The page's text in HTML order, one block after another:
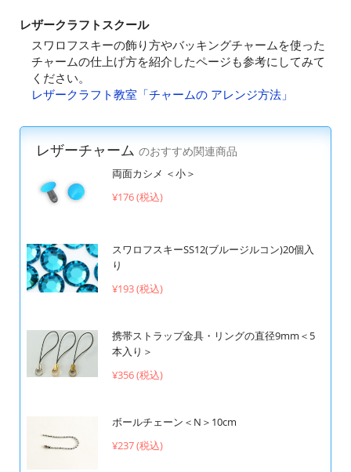
レザークラフトスクール
スワロフスキーの飾り方やバッキングチャームを使った
チャームの仕上げ方を紹介したページも参考にしてみて
ください。
レザークラフト教室「チャームの アレンジ方法」
レザーチャーム のおすすめ関連商品
両面カシメ ＜小＞
¥176 (税込)
スワロフスキーSS12(ブルージルコン)20個入
り
¥193 (税込)
携帯ストラップ金具・リングの直径9mm＜5
本入り＞
¥356 (税込)
ボールチェーン＜N＞10cm
¥237 (税込)